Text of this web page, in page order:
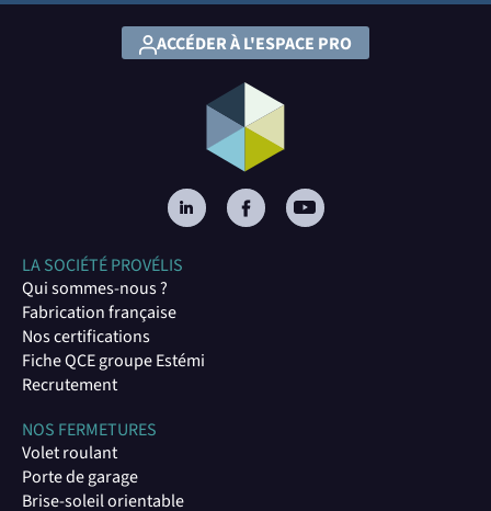
ACCÉDER À L'ESPACE PRO
LA SOCIÉTÉ PROVÉLIS
Qui sommes-nous ?
Fabrication française
Nos certifications
Fiche QCE groupe Estémi
Recrutement
NOS FERMETURES
Volet roulant
Porte de garage
Brise-soleil orientable